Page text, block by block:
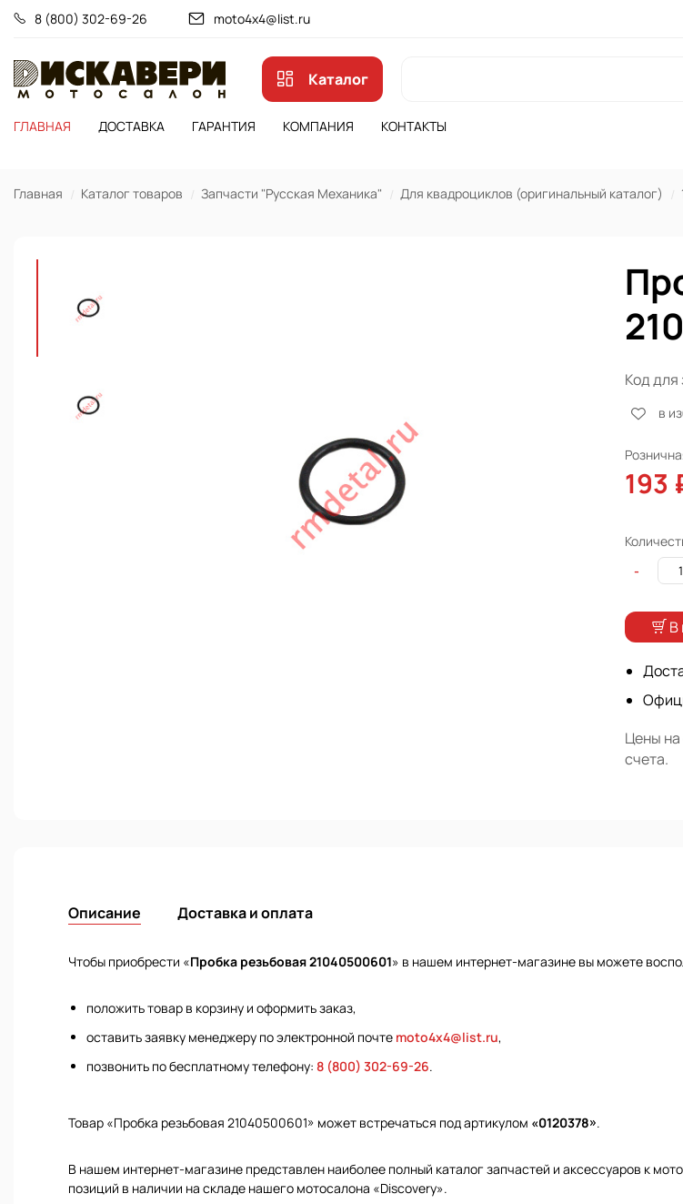
8 (800) 302-69-26 moto4x4@list.ru
Каталог
ГЛАВНАЯ
ДОСТАВКА ГАРАНТИЯ КОМПАНИЯ КОНТАКТЫ
Главная Каталог товаров Запчасти "Русская Механика" Для квадроциклов (оригинальный каталог)
Код для
в
193
-
В
Цены на
счета.
Описание Доставка и оплата
Чтобы приобрести «Пробка резьбовая 21040500601» в нашем интернет-магазине вы можете
положить товар в корзину и оформить заказ,
оставить заявку менеджеру по электронной почте moto4x4@list.ru,
позвонить по бесплатному телефону: 8 (800) 302-69-26.
Товар «Пробка резьбовая 21040500601» может встречаться под артикулом «0120378».
В нашем интернет-магазине представлен наиболее полный каталог запчастей и аксессуаров к
позиций в наличии на складе нашего мотосалона «Discovery».